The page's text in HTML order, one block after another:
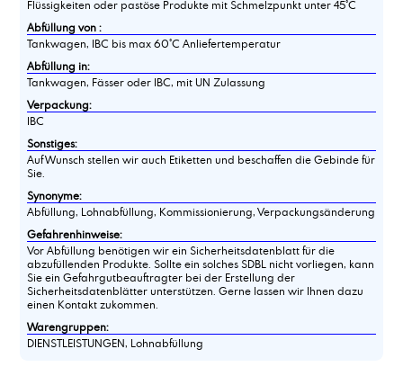
Flüssigkeiten oder pastöse Produkte mit Schmelzpunkt unter 45°C
Abfüllung von :
Tankwagen, IBC bis max 60°C Anliefertemperatur
Abfüllung in:
Tankwagen, Fässer oder IBC, mit UN Zulassung
Verpackung:
IBC
Sonstiges:
Auf Wunsch stellen wir auch Etiketten und beschaffen die Gebinde für
Sie.
Synonyme:
Abfüllung, Lohnabfüllung, Kommissionierung, Verpackungsänderung
Gefahrenhinweise:
Vor Abfüllung benötigen wir ein Sicherheitsdatenblatt für die
abzufüllenden Produkte. Sollte ein solches SDBL nicht vorliegen, kann
Sie ein Gefahrgutbeauftragter bei der Erstellung der
Sicherheitsdatenblätter unterstützen. Gerne lassen wir Ihnen dazu
einen Kontakt zukommen.
Warengruppen:
DIENSTLEISTUNGEN, Lohnabfüllung